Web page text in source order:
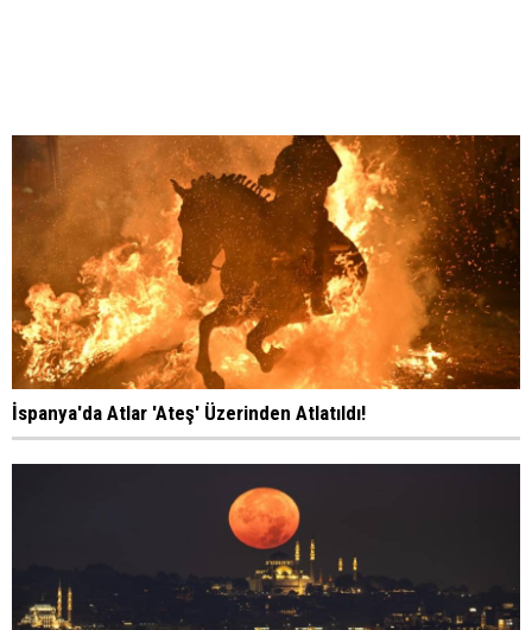
İspanya'da Atlar 'Ateş' Üzerinden Atlatıldı!